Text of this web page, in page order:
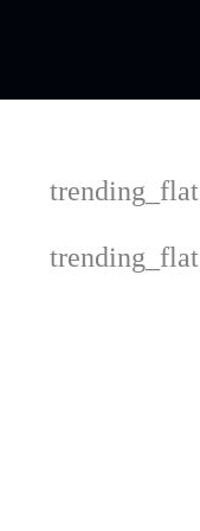
trending_flat
trending_flat